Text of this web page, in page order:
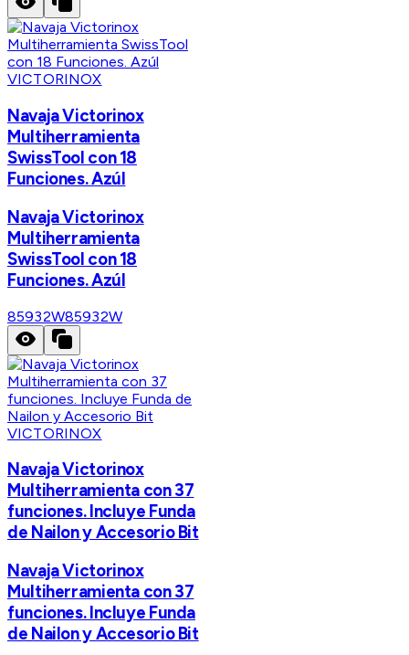
VICTORINOX
Navaja Victorinox
Multiherramienta
SwissTool con 18
Funciones. Azúl
Navaja Victorinox
Multiherramienta
SwissTool con 18
Funciones. Azúl
85932W85932W
VICTORINOX
Navaja Victorinox
Multiherramienta con 37
funciones. Incluye Funda
de Nailon y Accesorio Bit
Navaja Victorinox
Multiherramienta con 37
funciones. Incluye Funda
de Nailon y Accesorio Bit